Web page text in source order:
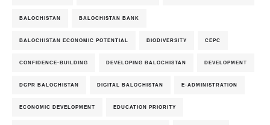
BALOCHISTAN BALOCHISTAN BANK
BALOCHISTAN ECONOMIC POTENTIAL BIODIVERSITY CEPC
CONFIDENCE-BUILDING DEVELOPING BALOCHISTAN DEVELOPMENT
DGPR BALOCHISTAN DIGITAL BALOCHISTAN E-ADMINISTRATION
ECONOMIC DEVELOPMENT EDUCATION PRIORITY